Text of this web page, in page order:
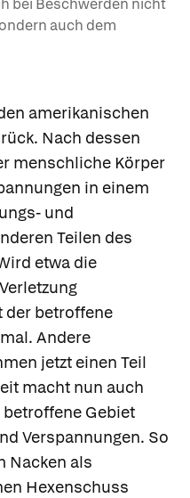
auch dem
amerikanischen
Nach dessen
menschliche Körper
in einem
und
Teilen des
etwa die
der betroffene
Andere
jetzt einen Teil
macht nun auch
Gebiet
Verspannungen. So
Nacken als
Hexenschuss